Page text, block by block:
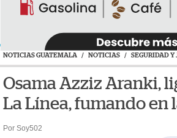
NOTICIAS GUATEMALA / NOTICIAS / SEGURIDAD Y
Osama Azziz Aranki,
La Línea, fumando en
Por Soy502